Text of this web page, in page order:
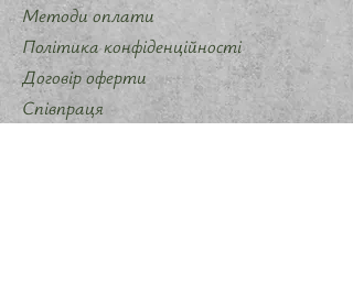
Методи оплати
Політика конфіденційності
Договір оферти
Співпраця